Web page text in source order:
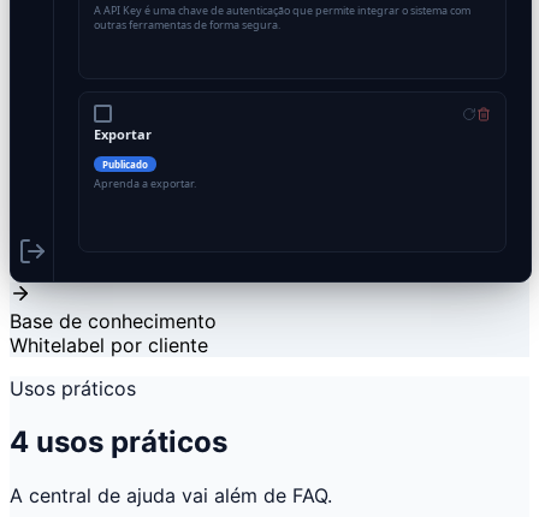
A API Key é uma chave de autenticação que permite integrar o sistema com
outras ferramentas de forma segura.
Exportar
Publicado
Aprenda a exportar.
Base de conhecimento
Whitelabel por cliente
Usos práticos
4 usos práticos
A central de ajuda vai além de FAQ.